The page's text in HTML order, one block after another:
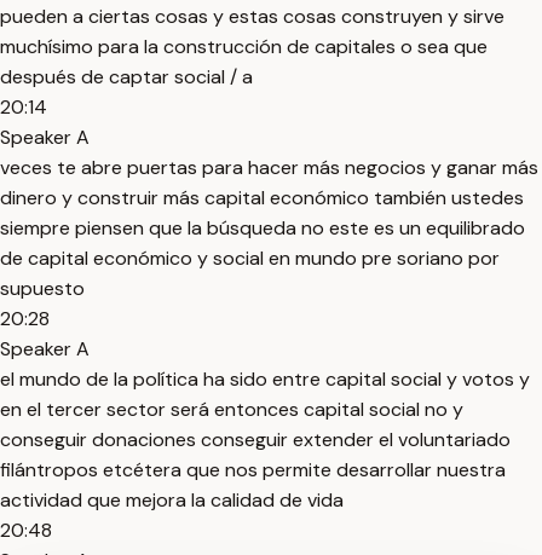
pueden a ciertas cosas y estas cosas construyen y sirve
muchísimo para la construcción de capitales o sea que
después de captar social / a
20:14
Speaker A
veces te abre puertas para hacer más negocios y ganar más
dinero y construir más capital económico también ustedes
siempre piensen que la búsqueda no este es un equilibrado
de capital económico y social en mundo pre soriano por
supuesto
20:28
Speaker A
el mundo de la política ha sido entre capital social y votos y
en el tercer sector será entonces capital social no y
conseguir donaciones conseguir extender el voluntariado
filántropos etcétera que nos permite desarrollar nuestra
actividad que mejora la calidad de vida
20:48